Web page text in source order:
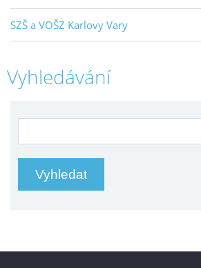
SZŠ a VOŠZ Karlovy Vary
Vyhledávání